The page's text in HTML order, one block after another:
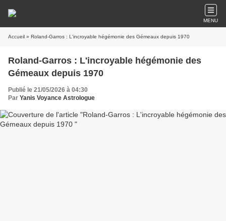
MENU
Accueil » Roland-Garros : L'incroyable hégémonie des Gémeaux depuis 1970
Roland-Garros : L'incroyable hégémonie des
Gémeaux depuis 1970
Publié le 21/05/2026 à 04:30
Par Yanis Voyance Astrologue